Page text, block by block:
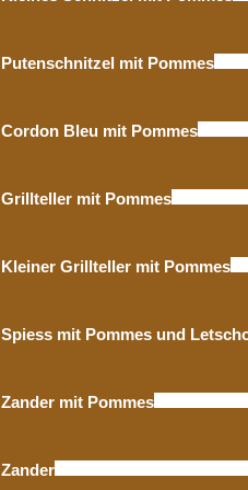
Putenschnitzel mit Pommes
Cordon Bleu mit Pommes
Grillteller mit Pommes
Kleiner Grillteller mit Pommes
Spiess mit Pommes und
Zander mit Pommes
Zander